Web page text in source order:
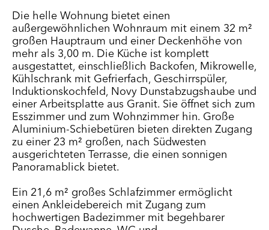
Die helle Wohnung bietet einen
außergewöhnlichen Wohnraum mit einem 32 m²
großen Hauptraum und einer Deckenhöhe von
mehr als 3,00 m. Die Küche ist komplett
ausgestattet, einschließlich Backofen, Mikrowelle,
Kühlschrank mit Gefrierfach, Geschirrspüler,
Induktionskochfeld, Novy Dunstabzugshaube und
einer Arbeitsplatte aus Granit. Sie öffnet sich zum
Esszimmer und zum Wohnzimmer hin. Große
Aluminium-Schiebetüren bieten direkten Zugang
zu einer 23 m² großen, nach Südwesten
ausgerichteten Terrasse, die einen sonnigen
Panoramablick bietet.
Ein 21,6 m² großes Schlafzimmer ermöglicht
einen Ankleidebereich mit Zugang zum
hochwertigen Badezimmer mit begehbarer